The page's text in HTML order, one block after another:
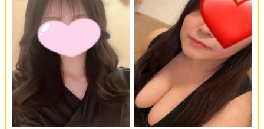
お試し新コース!!OPEN〜18時まで限定
80分10,000円!!
※先着２名様、フリーのお客様限定です。
※全て他の割引と併用不可です。
※必ずお電話にて割引の旨をお伝えください。
※期間限定の為、予告無く終了する事があります。ご了承ください。
新人デビュー日より2日間限定で、90分コース、指名料・鼠蹊部集中オ
プション込みで通常18,000円のところ、
18,000円→13,000円にてご案内させていただきます!!
※施術後にお電話によるアンケートにご協力お願いします。
お試し新コース!!OPEN〜18時まで限定
80分10,000円!!
※先着２名様、フリーのお客様限定です。
※全て他の割引と併用不可です。